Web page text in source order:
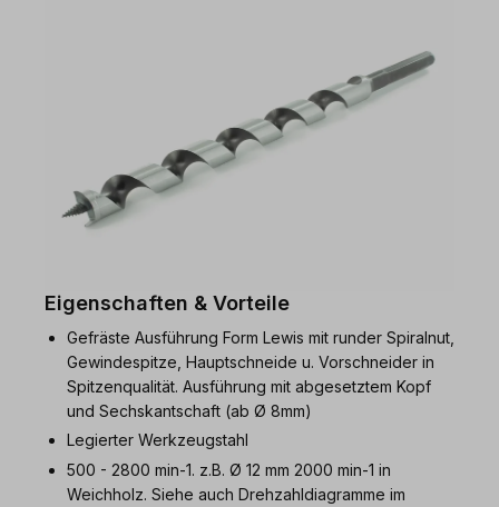
Eigenschaften & Vorteile
Gefräste Ausführung Form Lewis mit runder Spiralnut,
Gewindespitze, Hauptschneide u. Vorschneider in
Spitzenqualität. Ausführung mit abgesetztem Kopf
und Sechskantschaft (ab Ø 8mm)
Legierter Werkzeugstahl
500 - 2800 min-1. z.B. Ø 12 mm 2000 min-1 in
Weichholz. Siehe auch Drehzahldiagramme im